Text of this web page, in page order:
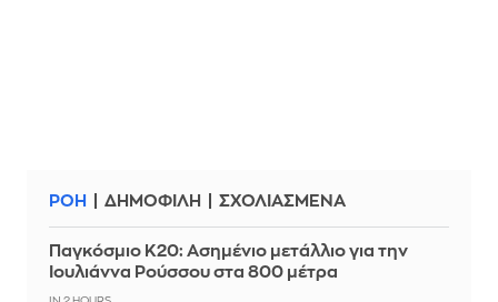
ΡΟΗ ΔΗΜΟΦΙΛΗ ΣΧΟΛΙΑΣΜΕΝΑ
Παγκόσμιο Κ20: Ασημένιο μετάλλιο για την
Ιουλιάννα Ρούσσου στα 800 μέτρα